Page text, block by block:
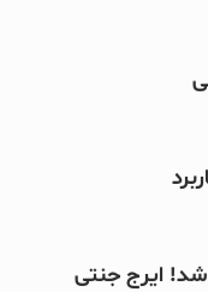
شد! ایرج جنتی